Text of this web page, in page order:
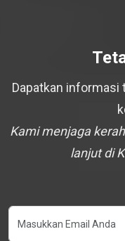
Dapatkan informasi
Kami menjaga
lanjut di